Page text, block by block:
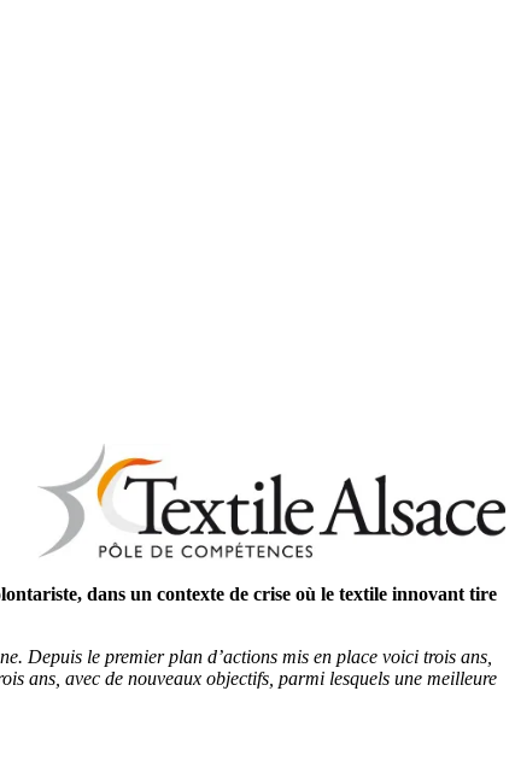
dans un contexte de crise où le textile innovant tire
Depuis le premier plan d’actions mis en place voici trois ans,
ans, avec de nouveaux objectifs, parmi lesquels une meilleure